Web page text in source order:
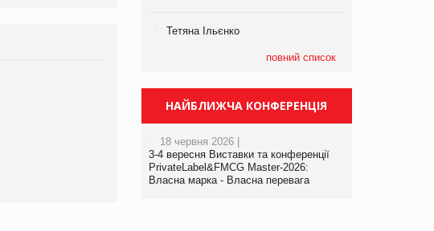
Брагина Людмила
Просування компанії на
www.trademaster.ua.
правила. Особливості.
Тетяна Ільєнко
повний список
НАЙБЛИЖЧА КОНФЕРЕНЦІЯ
18 червня 2026 |
3-4 вересня Виставки та конференції
PrivateLabel&FMCG Master-2026:
Власна марка - Власна перевага